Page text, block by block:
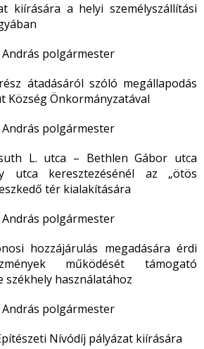
kiírására a helyi személyszállítási
András polgármester
átadásáról szóló megállapodás
Község Önkormányzatával
András polgármester
L. utca – Bethlen Gábor utca
utca keresztezésénél az „ötös
tér kialakítására
András polgármester
hozzájárulás megadására érdi
működését támogató
használatához
András polgármester
Nívódíj pályázat kiírására